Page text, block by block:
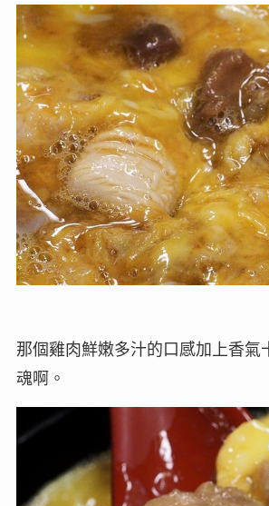
那個雞肉鮮嫩多汁的口感加上香氣
魂啊。